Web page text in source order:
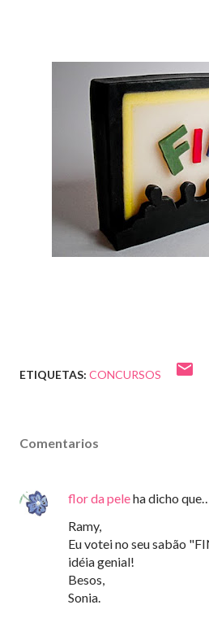
ETIQUETAS: CONCURSOS
Comentarios
flor da peleha dicho
Ramy,
Eu votei no seu sabão
idéia genial!
Besos,
Sonia.